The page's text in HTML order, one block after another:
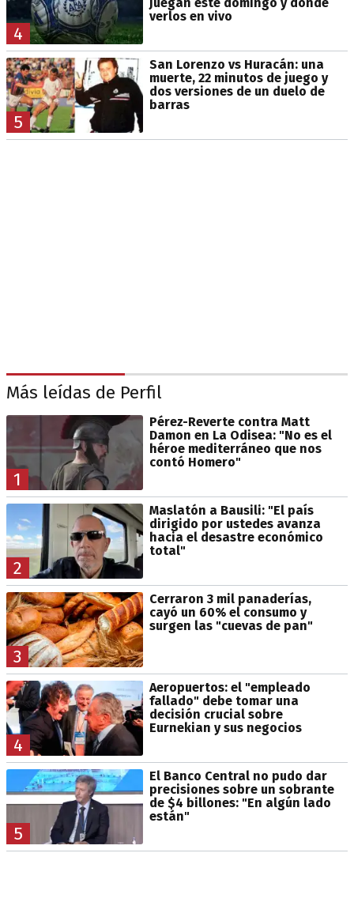
4
verlos en vivo
5
San Lorenzo vs Huracán: una
muerte, 22 minutos de juego y
dos versiones de un duelo de
barras
Más leídas de Perfil
1
Pérez-Reverte contra Matt
Damon en La Odisea: "No es el
héroe mediterráneo que nos
contó Homero"
2
Maslatón a Bausili: "El país
dirigido por ustedes avanza
hacia el desastre económico
total"
3
Cerraron 3 mil panaderías,
cayó un 60% el consumo y
surgen las "cuevas de pan"
4
Aeropuertos: el "empleado
fallado" debe tomar una
decisión crucial sobre
Eurnekian y sus negocios
5
El Banco Central no pudo dar
precisiones sobre un sobrante
de $4 billones: "En algún lado
están"